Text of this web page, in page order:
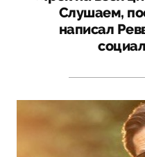
Слушаем,
написал